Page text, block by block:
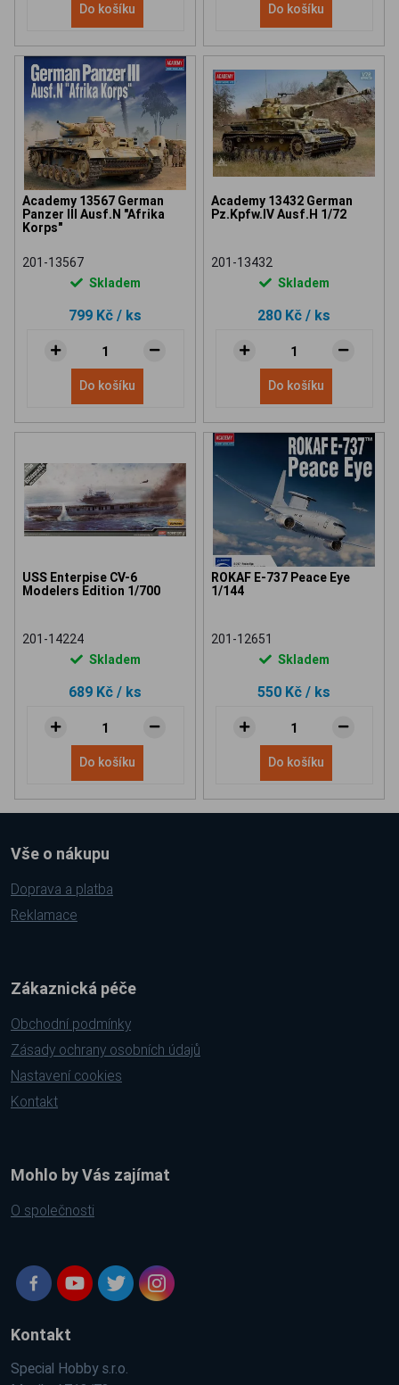
Do košíku Do košíku
Academy 13567 German
Panzer III Ausf.N "Afrika
Korps"
201-13567
Skladem
799 Kč / ks
Do košíku
Academy 13432 German
Pz.Kpfw.IV Ausf.H 1/72
201-13432
Skladem
280 Kč / ks
Do košíku
USS Enterpise CV-6
Modelers Edition 1/700
201-14224
Skladem
689 Kč / ks
Do košíku
ROKAF E-737 Peace Eye
1/144
201-12651
Skladem
550 Kč / ks
Do košíku
Vše o nákupu
Doprava a platba
Reklamace
Zákaznická péče
Obchodní podmínky
Zásady ochrany osobních údajů
Nastavení cookies
Kontakt
Mohlo by Vás zajímat
O společnosti
Kontakt
Special Hobby s.r.o.